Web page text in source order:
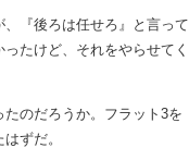
『後ろは任せろ』と言って
たけど、それをやらせてく
のだろうか。フラット3を
ずだ。